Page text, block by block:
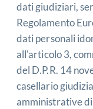
dati giudiziari,
Regolamento
dati personali
all'articolo 3,
del D.P.R. 14
casellario
amministrative